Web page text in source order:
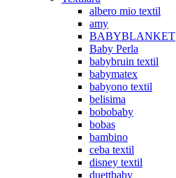
albero mio textil
amy
BABYBLANKET
Baby Perla
babybruin textil
babymatex
babyono textil
belisima
bobobaby
bobas
bambino
ceba textil
disney textil
duettbaby